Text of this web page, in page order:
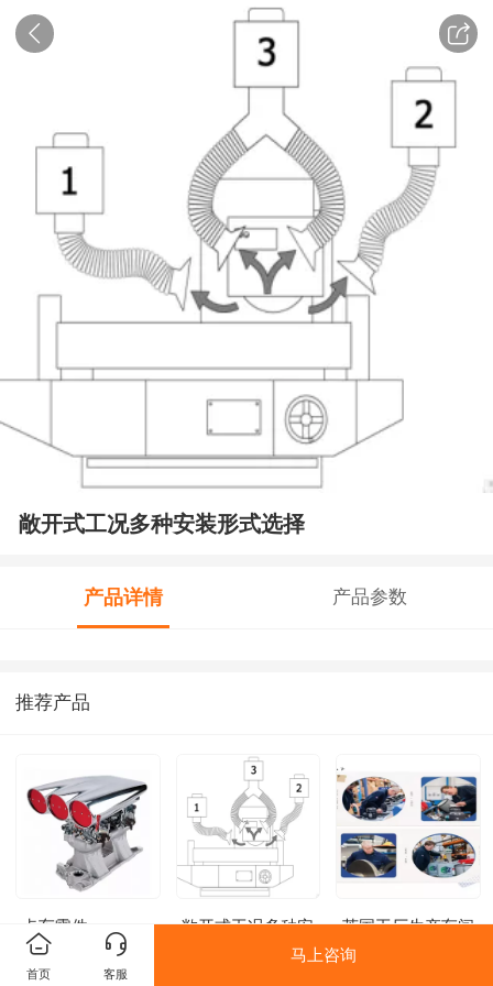
敞开式工况多种安装形式选择
产品详情 产品参数
推荐产品
卡车零件
敞开式工况多种安
英国工厂生产车间
首页 客服
马上咨询